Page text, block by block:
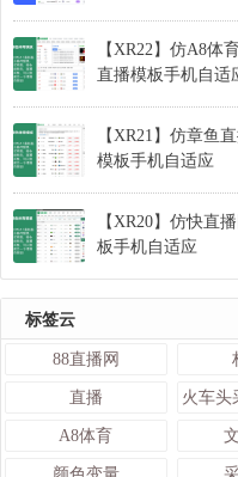
【XR22】仿A8体
直播模板手机自适
【XR21】仿章鱼
模板手机自适应
【XR20】仿快直
板手机自适应
标签云
88直播网
直播
A8体育